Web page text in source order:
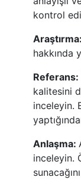
kontrol
Araştırma:
hakkında
Referans:
kalitesini
inceleyin.
Anlaşma:
inceleyin.